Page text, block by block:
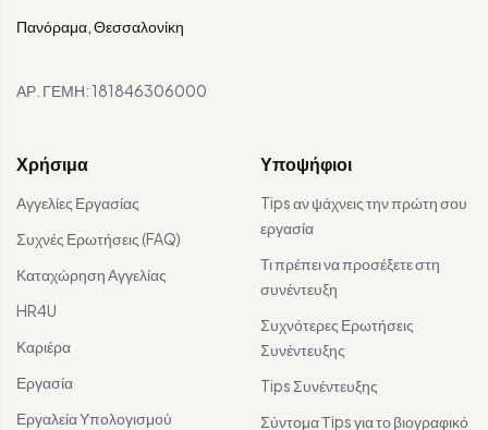
Πανόραμα, Θεσσαλονίκη
ΑΡ. ΓΕΜΗ: 181846306000
Χρήσιμα
Αγγελίες Εργασίας
Συχνές Ερωτήσεις (FAQ)
Καταχώρηση Αγγελίας
HR4U
Καριέρα
Εργασία
Εργαλεία Υπολογισμού
Υποψήφιοι
Tips αν ψάχνεις την πρώτη σου
εργασία
Τι πρέπει να προσέξετε στη
συνέντευξη
Συχνότερες Ερωτήσεις
Συνέντευξης
Tips Συνέντευξης
Σύντομα Τips για το βιογραφικό